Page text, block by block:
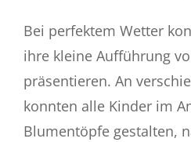
Bei perfektem Wetter
ihre kleine Aufführung
präsentieren. An
konnten alle Kinder im
Blumentöpfe gestalten,